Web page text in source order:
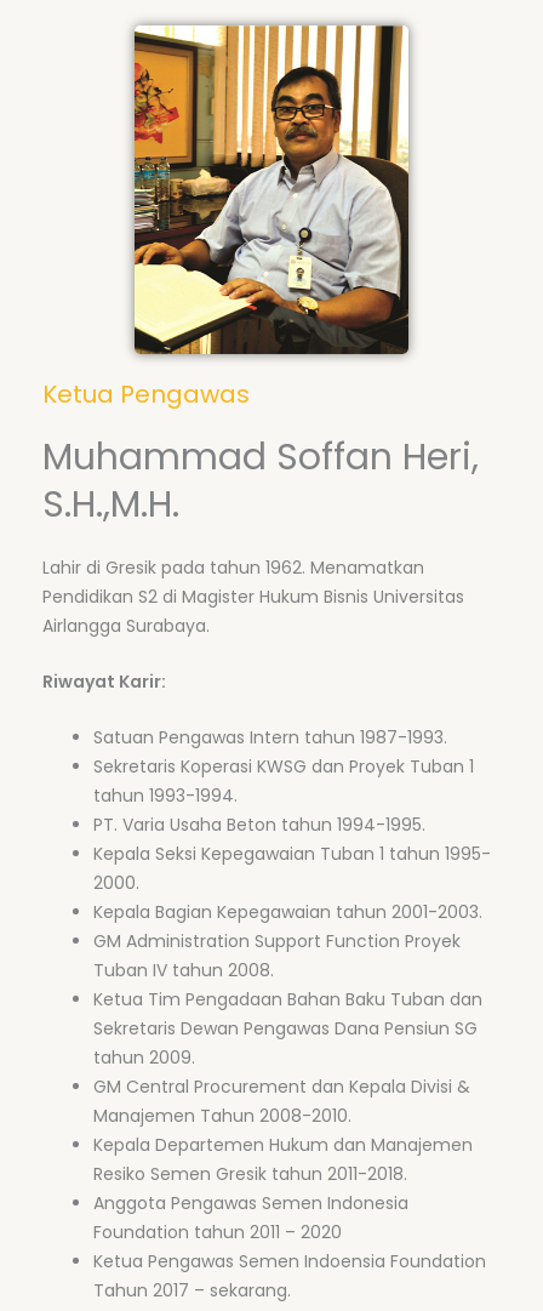
Ketua Pengawas
Muhammad Soffan Heri,
S.H.,M.H.
Lahir di Gresik pada tahun 1962. Menamatkan
Pendidikan S2 di Magister Hukum Bisnis Universitas
Airlangga Surabaya.
Riwayat Karir:
Satuan Pengawas Intern tahun 1987-1993.
Sekretaris Koperasi KWSG dan Proyek Tuban 1
tahun 1993-1994.
PT. Varia Usaha Beton tahun 1994-1995.
Kepala Seksi Kepegawaian Tuban 1 tahun 1995-
2000.
Kepala Bagian Kepegawaian tahun 2001-2003.
GM Administration Support Function Proyek
Tuban IV tahun 2008.
Ketua Tim Pengadaan Bahan Baku Tuban dan
Sekretaris Dewan Pengawas Dana Pensiun SG
tahun 2009.
GM Central Procurement dan Kepala Divisi &
Manajemen Tahun 2008-2010.
Kepala Departemen Hukum dan Manajemen
Resiko Semen Gresik tahun 2011-2018.
Anggota Pengawas Semen Indonesia
Foundation tahun 2011 – 2020
Ketua Pengawas Semen Indoensia Foundation
Tahun 2017 – sekarang.